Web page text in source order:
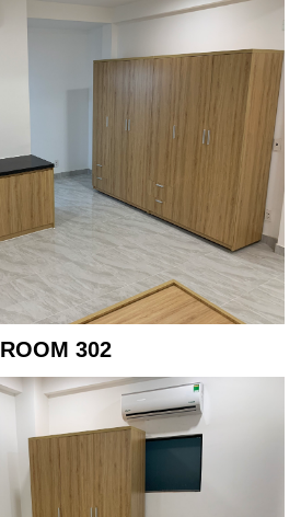
ROOM 302